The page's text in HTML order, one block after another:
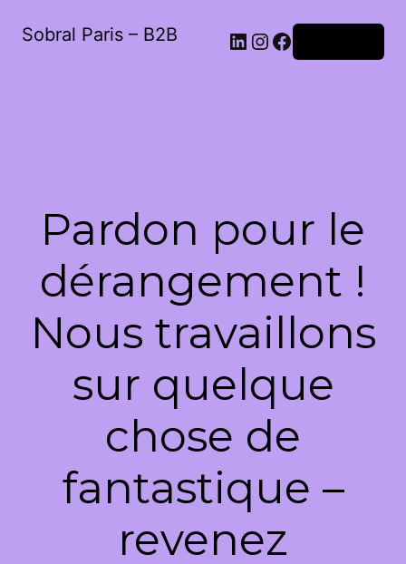
Sobral Paris – B2B LinkedIn
Instagram
Facebook
Pardon pour le
dérangement !
Nous travaillons
sur quelque
chose de
fantastique –
revenez